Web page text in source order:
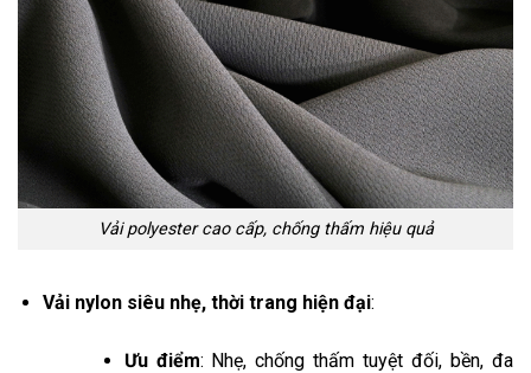
Vải polyester cao cấp, chống thấm hiệu quả
Vải nylon siêu nhẹ, thời trang hiện đại:
Ưu điểm: Nhẹ, chống thấm tuyệt đối, bền, đa